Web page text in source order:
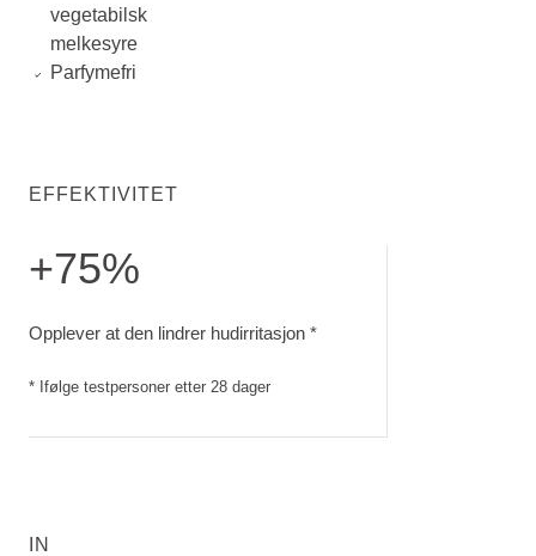
vegetabilsk
melkesyre
Parfymefri
EFFEKTIVITET
+75%
Opplever at den lindrer hudirritasjon *
* Ifølge testpersoner etter 28 dager
IN